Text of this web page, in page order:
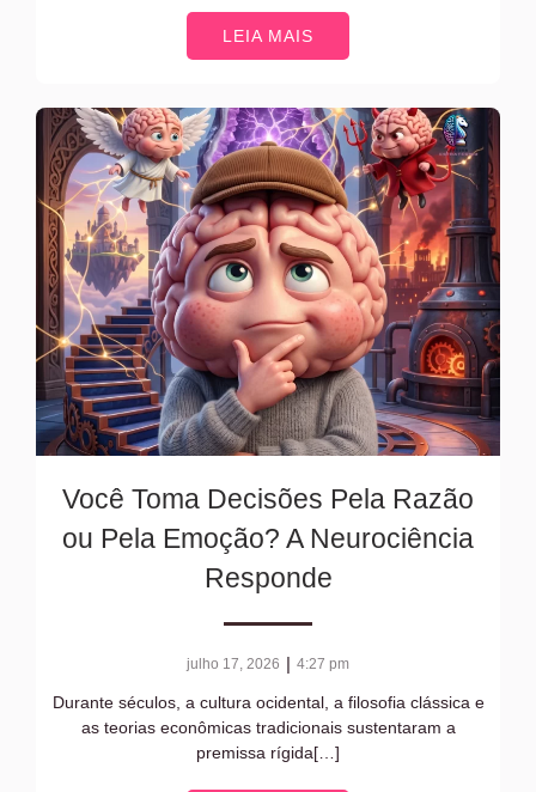
LEIA MAIS
Você Toma Decisões Pela Razão
ou Pela Emoção? A Neurociência
Responde
julho 17, 2026 | 4:27 pm
Durante séculos, a cultura ocidental, a filosofia clássica e
as teorias econômicas tradicionais sustentaram a
premissa rígida[…]